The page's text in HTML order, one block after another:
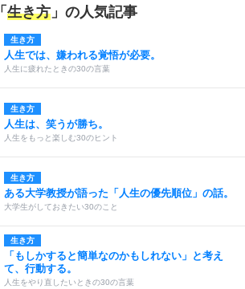
「 生き方 」の人気記事
生き方
人生では、嫌われる覚悟が必要。
人生に疲れたときの30の言葉
生き方
人生は、笑うが勝ち。
人生をもっと楽しむ30のヒント
生き方
ある大学教授が語った「人生の優先順位」の話。
大学生がしておきたい30のこと
生き方
「もしかすると簡単なのかもしれない」と考え
て、行動する。
人生をやり直したいときの30の言葉